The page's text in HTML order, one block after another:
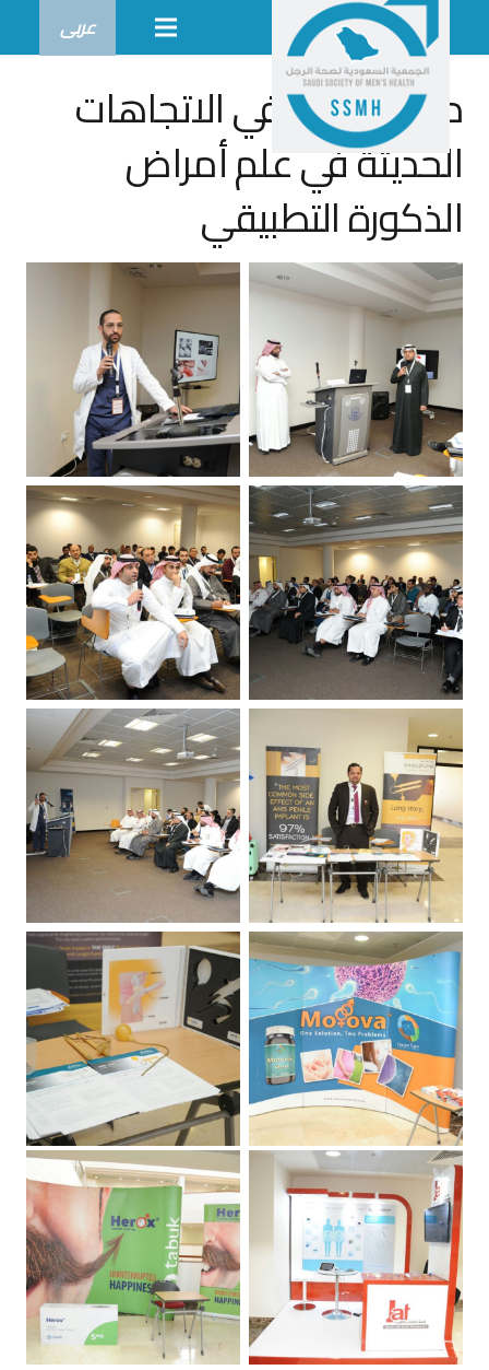
عربى
دورة تدريبية في الاتجاهات
الحديثة في علم أمراض
الذكورة التطبيقي